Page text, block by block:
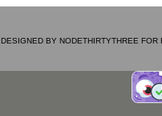
DESIGNED BY NODETHIRTYTHREE FOR